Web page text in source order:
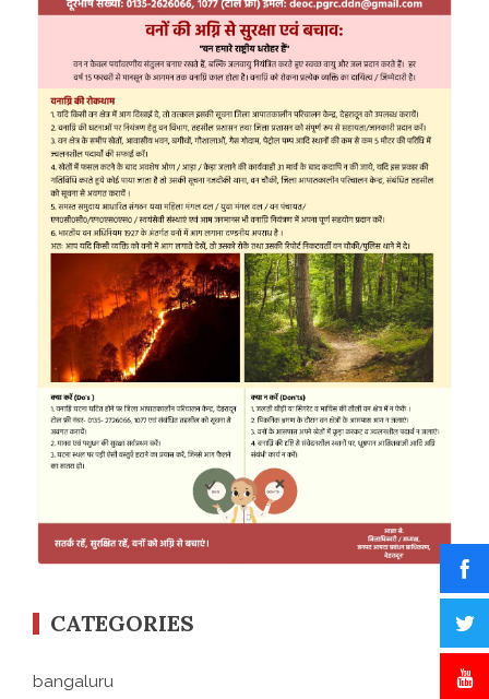
CATEGORIES
bangaluru